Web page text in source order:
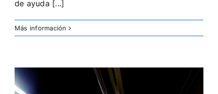
de ayuda [...]
Más información